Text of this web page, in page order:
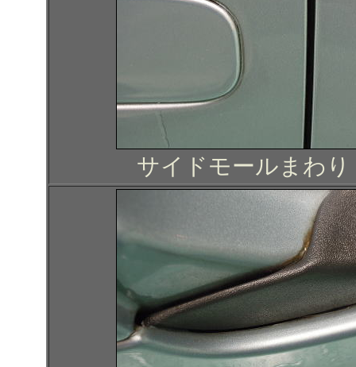
サイドモールまわり